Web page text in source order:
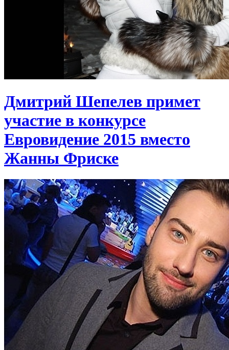
Дмитрий Шепелев примет
участие в конкурсе
Евровидение 2015 вместо
Жанны Фриске